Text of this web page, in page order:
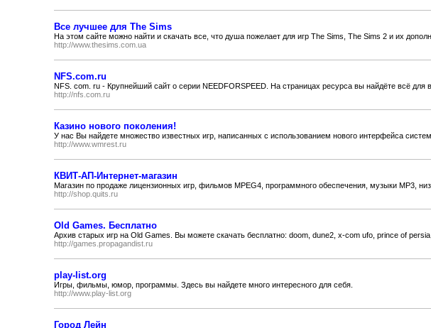
Все лучшее для The Sims
На этом сайте можно найти и скачать все, что душа пожелает для игр The Sims, The Sims 2 и их
http://www.thesims.com.ua
NFS.com.ru
NFS. com. ru - Крупнейший сайт о серии NEEDFORSPEED. На страницах ресурса вы найдёте всё
http://nfs.com.ru
Казино нового поколения!
У нас Вы найдете множество известных игр, написанных с использованием нового интерфейса
http://www.wmrest.ru
КВИТ-АП-Интернет-магазин
Магазин по продаже лицензионных игр, фильмов MPEG4, программного обеспечения, музыки MP3,
http://shop.quits.ru
Old Games. Бесплатно
Архив старых игр на Old Games. Вы можете скачать бесплатно: doom, dune2, x-com ufo, prince of
http://games.propagandist.ru
play-list.org
Игры, фильмы, юмор, программы. Здесь вы найдете много интересного для себя.
http://www.play-list.org
Город Лейн